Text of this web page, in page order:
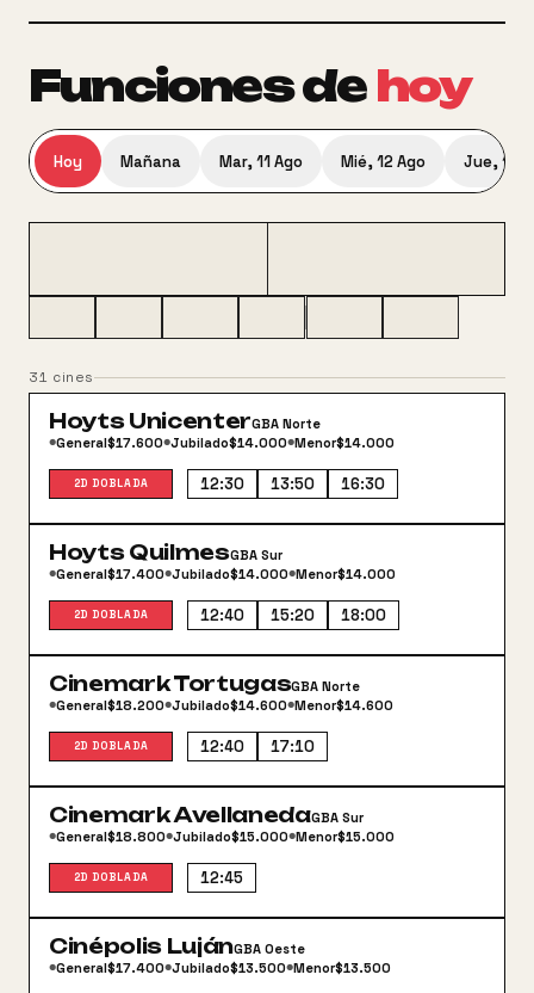
Funcionesde hoy
Hoy Mañana Mar, 11 Ago Mié, 12 Ago Jue, 13
31 cines
Hoyts UnicenterGBA Norte
●General$17.600●Jubilado$14.000●Menor$14.000
2D DOBLADA 12:30 13:50 16:30
Hoyts QuilmesGBA Sur
●General$17.400●Jubilado$14.000●Menor$14.000
2D DOBLADA 12:40 15:20 18:00
Cinemark TortugasGBA Norte
●General$18.200●Jubilado$14.600●Menor$14.600
2D DOBLADA 12:40 17:10
Cinemark AvellanedaGBA Sur
●General$18.800●Jubilado$15.000●Menor$15.000
2D DOBLADA 12:45
Cinépolis LujánGBA Oeste
●General$17.400●Jubilado$13.500●Menor$13.500